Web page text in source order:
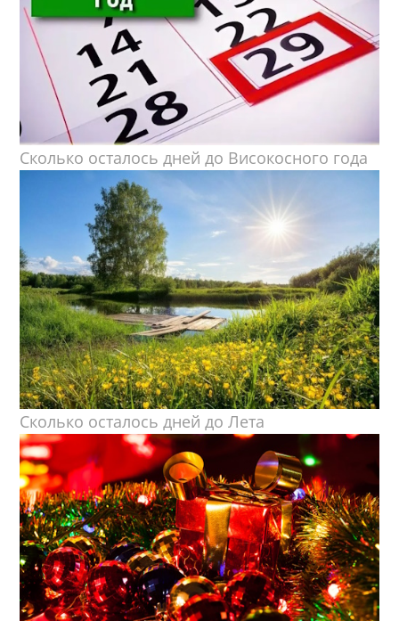
Сколько осталось дней до Високосного года
Сколько осталось дней до Лета